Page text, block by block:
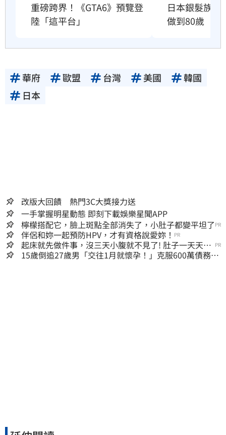
重磅跨界！《GTA6》預覽登
陸「這平台」
日本銀髮族瘋
做到80歲
華府 歐盟 台灣 美國
韓國
日本
改版大回饋 熱門3C大獎接力送
一手掌握明星動態 即刻下載娛樂星聞APP
檸檬搭配它，臉上斑點全部消失了，小肚子都變平坦了 PR
伴侶和妳一起預防HPV，才有資格說愛妳！ PR
起床就先做件事，沒三天小腹就不見了! 肚子一天天變
小！
PR
15歲倒追27歲男「交往1月就懷孕！」克服600萬債務